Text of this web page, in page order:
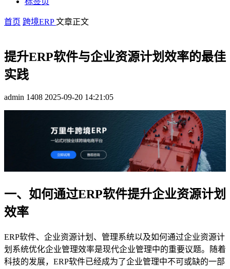
首页 跨境ERP文章正文
提升ERP软件与企业资源计划效率的最佳
实践
admin 1408 2025-09-20 14:21:05
一、如何通过ERP软件提升企业资源计划
效率
ERP软件、企业资源计划、管理系统以及如何通过企业资源计
划系统优化企业管理效率是现代企业管理中的重要议题。随着
科技的发展，ERP软件已经成为了企业管理中不可或缺的一部